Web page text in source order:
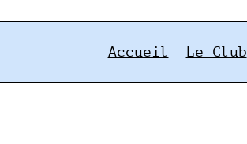
Accueil Le Club